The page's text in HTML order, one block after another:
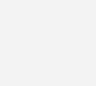
und verfügt über ein großes
das er nun
sowie
will. (RM)